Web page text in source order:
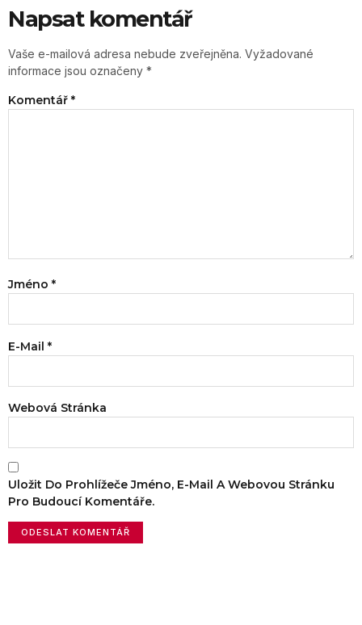
Napsat komentář
Vaše e-mailová adresa nebude zveřejněna. Vyžadované
informace jsou označeny *
Komentář *
Jméno *
E-Mail *
Webová Stránka
Uložit Do Prohlížeče Jméno, E-Mail A Webovou Stránku
Pro Budoucí Komentáře.